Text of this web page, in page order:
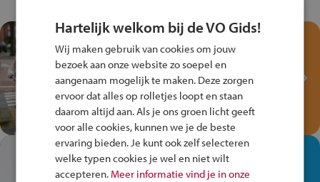
Test je kennis met het
Fiets Veilig
Verkeersspel!
Speel het Fiets Veilig Verkeersspel
en win een Cortina-fiets!
In de winkel ben je op je
plek!
Hartelijk welkom bij de VO Gids!
Wij maken gebruik van cookies om jouw
bezoek aan onze website zo soepel en
aangenaam mogelijk te maken. Deze zorgen
ervoor dat alles op rolletjes loopt en staan
daarom altijd aan. Als je ons groen licht geeft
voor alle cookies, kunnen we je de beste
ervaring bieden. Je kunt ook zelf selecteren
welke typen cookies je wel en niet wilt
accepteren. Meer informatie vind je in onze